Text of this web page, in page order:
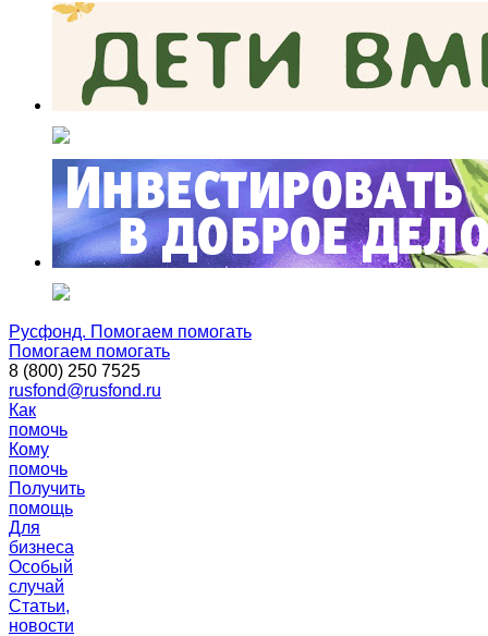
Русфонд. Помогаем помогать
Помогаем помогать
8 (800) 250 7525
rusfond@rusfond.ru
Как
помочь
Кому
помочь
Получить
помощь
Для
бизнеса
Особый
случай
Статьи,
новости